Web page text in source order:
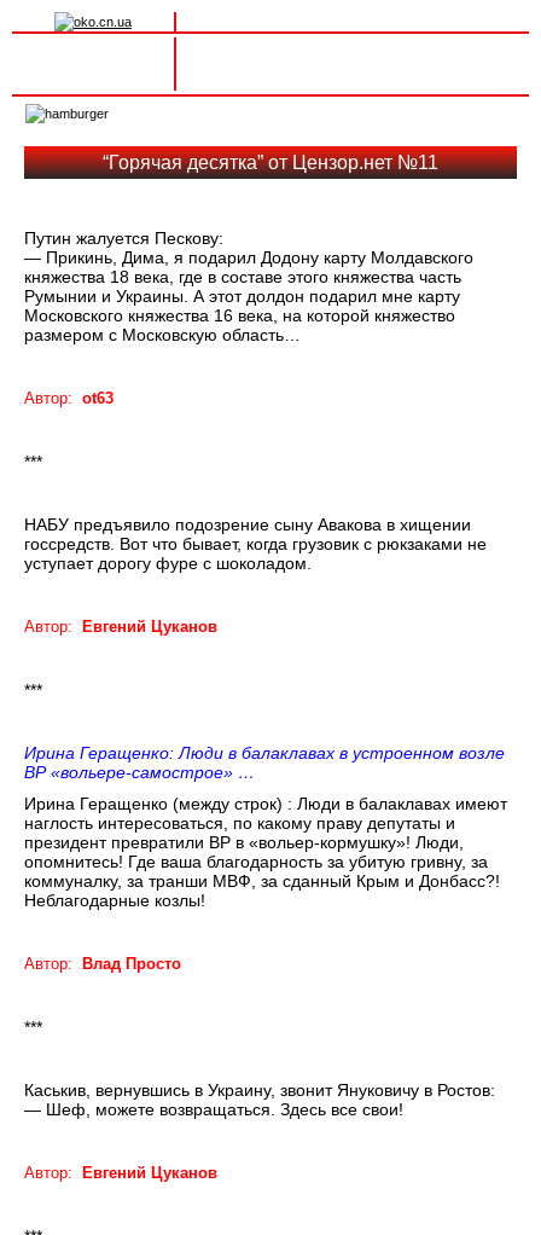
navigation
“Горячая десятка” от Цензор.нет №11
Путин жалуется Пескову:
— Прикинь, Дима, я подарил Додону карту Молдавского
княжества 18 века, где в составе этого княжества часть
Румынии и Украины. А этот долдон подарил мне карту
Московского княжества 16 века, на которой княжество
размером с Московскую область…
Автор: ot63
***
НАБУ предъявило подозрение сыну Авакова в хищении
госсредств. Вот что бывает, когда грузовик с рюкзаками не
уступает дорогу фуре с шоколадом.
Автор: Евгений Цуканов
***
Ирина Геращенко: Люди в балаклавах в устроенном возле
ВР «вольере-самострое» …
Ирина Геращенко (между строк) : Люди в балаклавах имеют
наглость интересоваться, по какому праву депутаты и
президент превратили ВР в «вольер-кормушку»! Люди,
опомнитесь! Где ваша благодарность за убитую гривну, за
коммуналку, за транши МВФ, за сданный Крым и Донбасс?!
Неблагодарные козлы!
Автор: Влад Просто
***
Каськив, вернувшись в Украину, звонит Януковичу в Ростов:
— Шеф, можете возвращаться. Здесь все свои!
Автор: Евгений Цуканов